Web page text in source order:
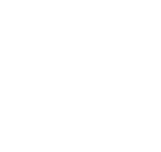
Terrassement
des-Vosges :
Le terrassement pour
la base d'une